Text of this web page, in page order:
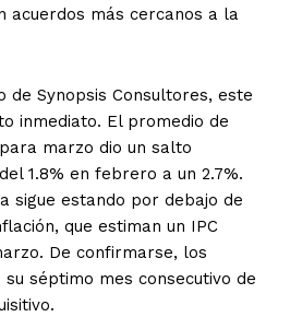
acuerdos más cercanos a la
de Synopsis Consultores, este
inmediato. El promedio de
marzo dio un salto
1.8% en febrero a un 2.7%.
sigue estando por debajo de
que estiman un IPC
De confirmarse, los
séptimo mes consecutivo de